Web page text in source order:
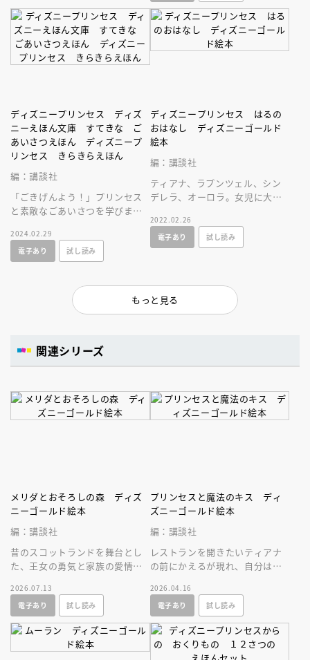
ディズニープリンセス ディズ
ニーえほん文庫 すてきな ご
あいさつえほん ディズニープ
リンセス きらきらえほん
編：講談社
「ごきげんよう！」プリンセス
と素敵なごあいさつを学びまし
むディズニープリンセスのごあ
いさつえほん
2024.02.29
電子あり
試し読み
ディズニープリンセス はるの
おはなし ディズニーゴールド
絵本
編：講談社
ティアナ、ラプンツェル、シン
デレラ、オーロラ。女児に大人
魅力が詰まったオムニバス絵本
です。
2022.02.26
電子あり
試し読み
もっと見る
関連シリーズ
メリダとおそろしの森 ディズ
ニーゴールド絵本
編：講談社
昔のスコットランドを舞台とし
た、王女の勇気と家族の愛情の
ー賞受賞作のゴールド絵本、リ
ニューアル版
2026.07.13
電子あり
試し読み
プリンセスと魔法のキス ディ
ズニーゴールド絵本
編：講談社
レストランを開きたいティアナ
の前にかえるが現れ、自分は王
われキスすると、ティアナもか
えるに！
2026.04.16
電子あり
試し読み